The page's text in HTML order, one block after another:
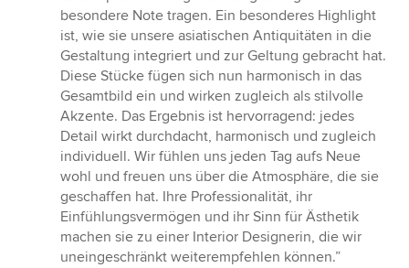
besondere Note tragen. Ein besonderes Highlight
ist, wie sie unsere asiatischen Antiquitäten in die
Gestaltung integriert und zur Geltung gebracht hat.
Diese Stücke fügen sich nun harmonisch in das
Gesamtbild ein und wirken zugleich als stilvolle
Akzente. Das Ergebnis ist hervorragend: jedes
Detail wirkt durchdacht, harmonisch und zugleich
individuell. Wir fühlen uns jeden Tag aufs Neue
wohl und freuen uns über die Atmosphäre, die sie
geschaffen hat. Ihre Professionalität, ihr
Einfühlungsvermögen und ihr Sinn für Ästhetik
machen sie zu einer Interior Designerin, die wir
uneingeschränkt weiterempfehlen können.”